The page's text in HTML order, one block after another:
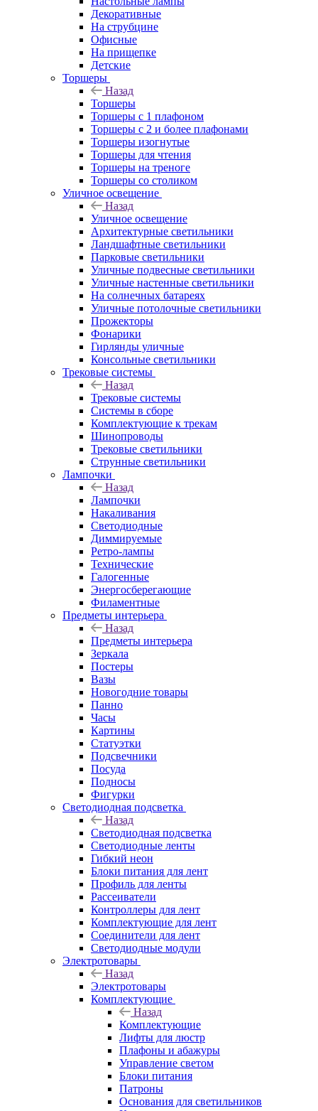
Декоративные
На струбцине
Офисные
На прищепке
Детские
Торшеры
Назад
Торшеры
Торшеры с 1 плафоном
Торшеры с 2 и более плафонами
Торшеры изогнутые
Торшеры для чтения
Торшеры на треноге
Торшеры со столиком
Уличное освещение
Назад
Уличное освещение
Архитектурные светильники
Ландшафтные светильники
Парковые светильники
Уличные подвесные светильники
Уличные настенные светильники
На солнечных батареях
Уличные потолочные светильники
Прожекторы
Фонарики
Гирлянды уличные
Консольные светильники
Трековые системы
Назад
Трековые системы
Системы в сборе
Комплектующие к трекам
Шинопроводы
Трековые светильники
Струнные светильники
Лампочки
Назад
Лампочки
Накаливания
Светодиодные
Диммируемые
Ретро-лампы
Технические
Галогенные
Энергосберегающие
Филаментные
Предметы интерьера
Назад
Предметы интерьера
Зеркала
Постеры
Вазы
Новогодние товары
Панно
Часы
Картины
Статуэтки
Подсвечники
Посуда
Подносы
Фигурки
Светодиодная подсветка
Назад
Светодиодная подсветка
Светодиодные ленты
Гибкий неон
Блоки питания для лент
Профиль для ленты
Рассеиватели
Контроллеры для лент
Комплектующие для лент
Соединители для лент
Светодиодные модули
Электротовары
Назад
Электротовары
Комплектующие
Назад
Комплектующие
Лифты для люстр
Плафоны и абажуры
Управление светом
Блоки питания
Патроны
Основания для светильников